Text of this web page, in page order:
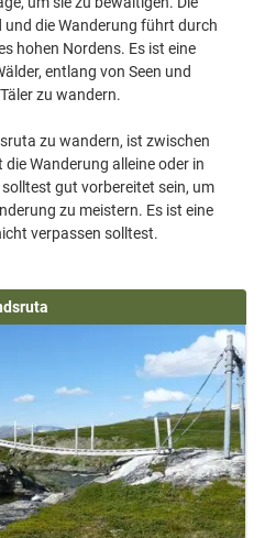
die Wanderung führt durch
hohen Nordens. Es ist eine
entlang von Seen und
zu wandern.
zu wandern, ist zwischen
Wanderung alleine oder in
gut vorbereitet sein, um
zu meistern. Es ist eine